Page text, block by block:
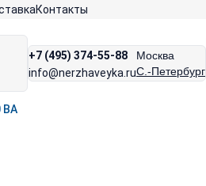
Контакты
+7 (495) 374-55-88
info@nerzhaveyka.ru
Москва
С.-Петербург
ВА